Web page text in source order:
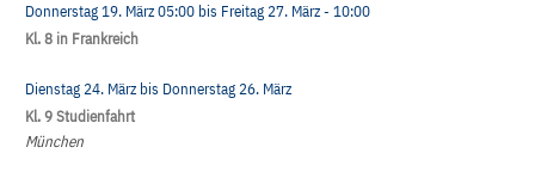
Donnerstag 19. März05:00 bis Freitag 27. März- 10:00
Kl. 8 in Frankreich
Dienstag 24. März bis Donnerstag 26. März
Kl. 9 Studienfahrt
München